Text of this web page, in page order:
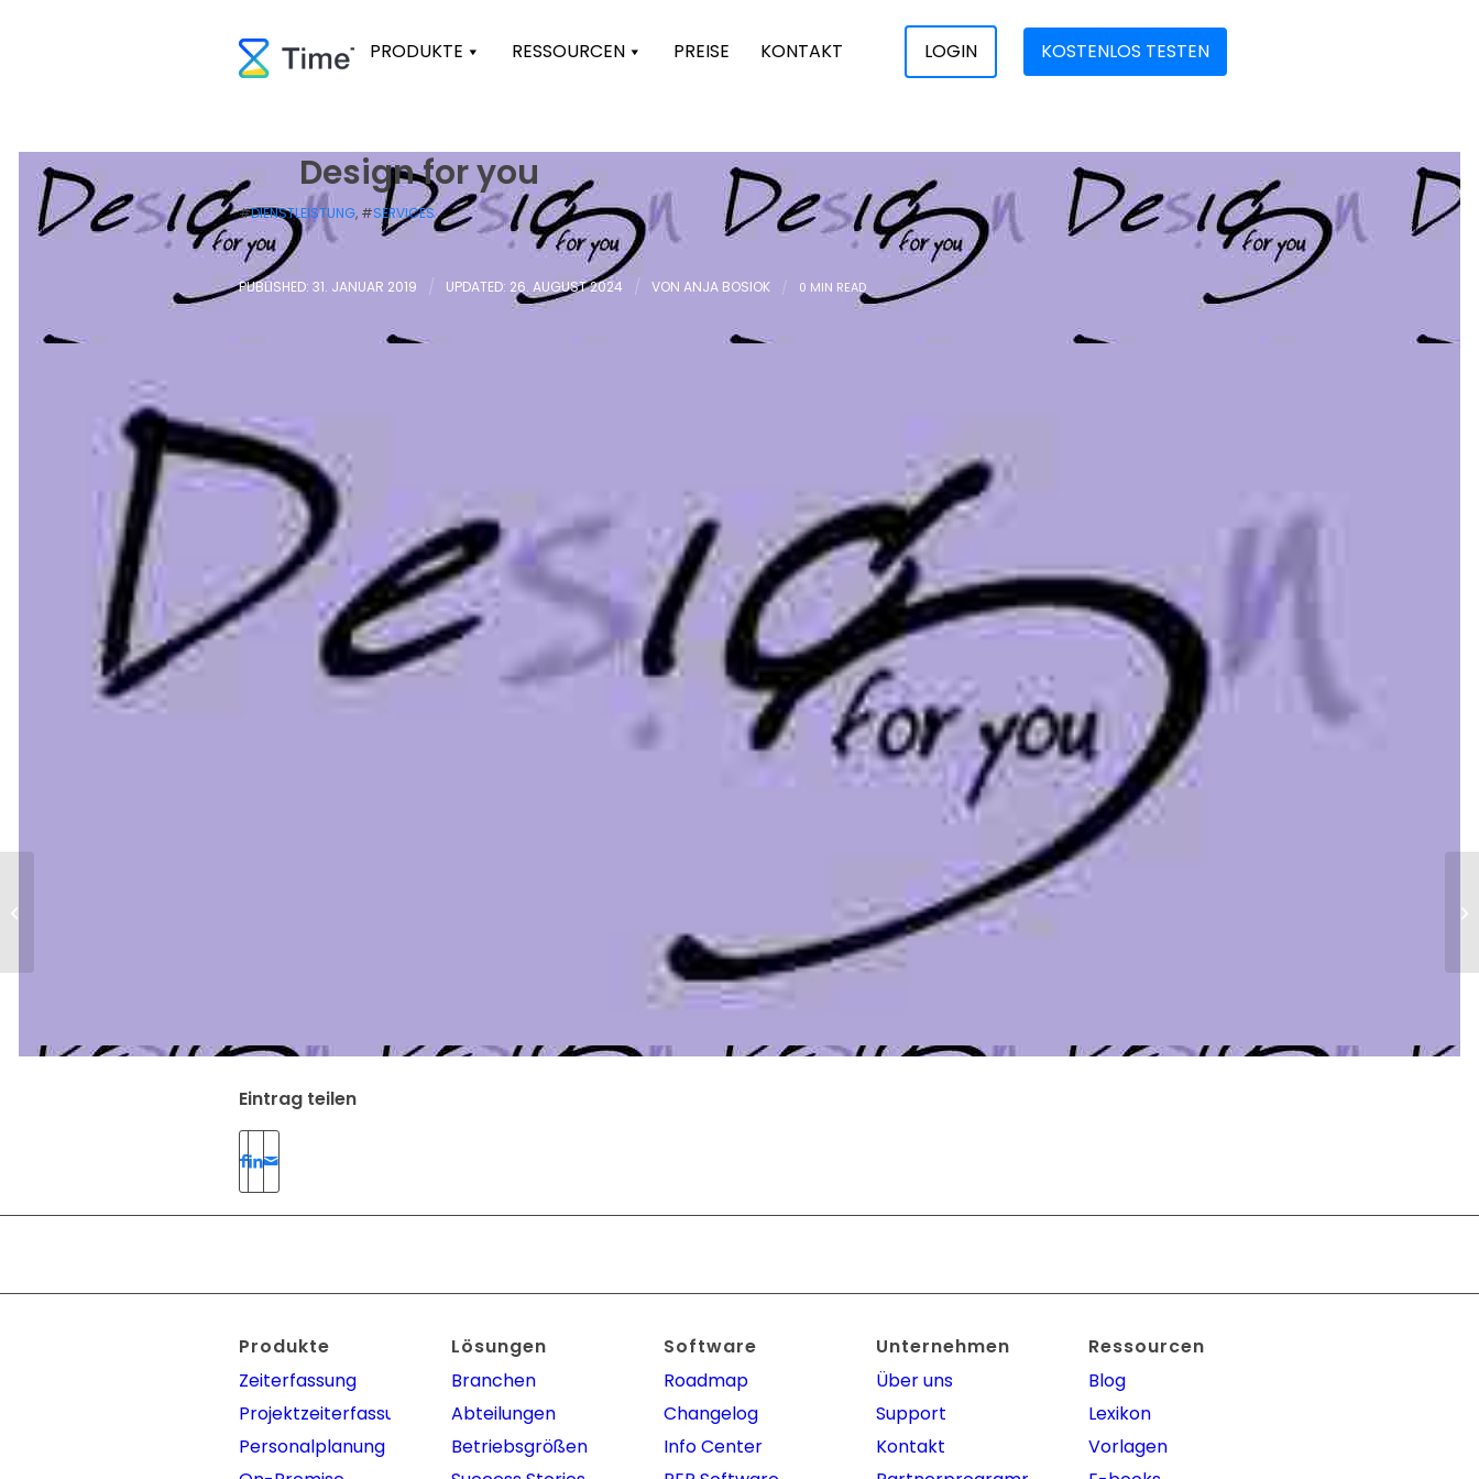
PRODUKTE RESSOURCEN PREISE KONTAKT LOGIN KOSTENLOS TESTEN
Design for you
#DIENSTLEISTUNG, #SERVICES
PUBLISHED: 31. JANUAR 2019 / UPDATED: 26. AUGUST 2024 / VON ANJA BOSIOK / 0 MIN READ
Eintrag teilen
Produkte
Zeiterfassung
Projektzeiterfassung
Personalplanung
Lösungen
Branchen
Abteilungen
Betriebsgrößen
Software
Roadmap
Changelog
Info Center
Unternehmen
Über uns
Support
Kontakt
Ressourcen
Blog
Lexikon
Vorlagen